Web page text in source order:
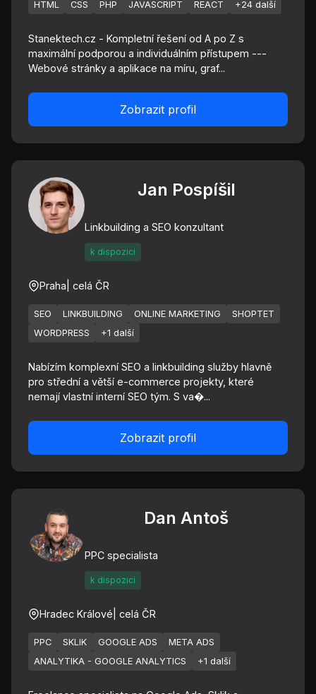
HTML CSS PHP JAVASCRIPT REACT +24 další
Stanektech.cz - Kompletní řešení od A po Z s
maximální podporou a individuálním přístupem ---
Webové stránky a aplikace na míru, graf...
Zobrazit profil
Jan Pospíšil
Linkbuilding a SEO konzultant
k dispozici
Praha | celá ČR
SEO LINKBUILDING ONLINE MARKETING
SHOPTET
WORDPRESS
+1 další
Nabízím komplexní SEO a linkbuilding služby hlavně
pro střední a větší e-commerce projekty, které
nemají vlastní interní SEO tým. S va�...
Zobrazit profil
Dan Antoš
PPC specialista
k dispozici
Hradec Králové | celá ČR
PPC SKLIK GOOGLE ADS
META ADS
ANALYTIKA - GOOGLE ANALYTICS
+1 další